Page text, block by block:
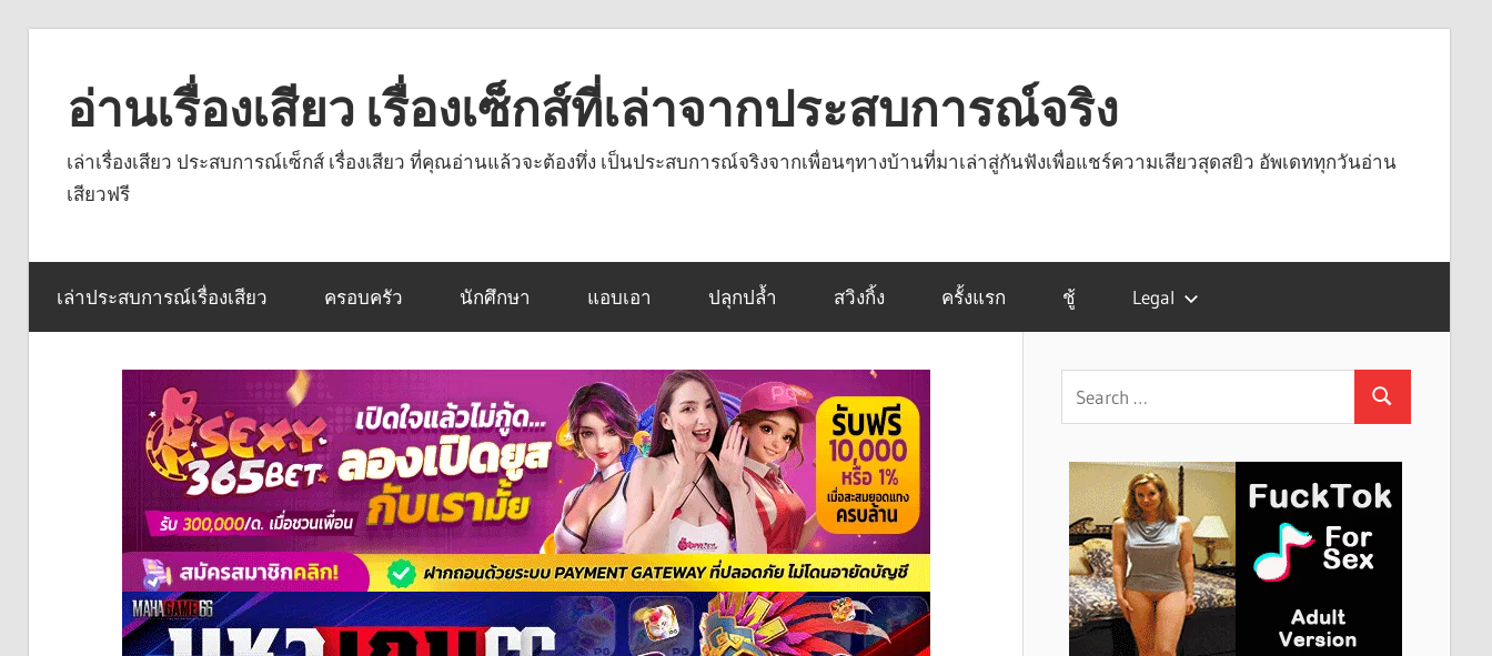
contentอ่านเรื่องเสียว เรื่องเซ็กส์ที่เล่าจากประสบการณ์จริง
เล่าเรื่องเสียว ประสบการณ์เซ็กส์ เรื่องเสียว ที่คุณอ่านแล้วจะต้องทึ่ง เป็นประสบการณ์จริงจากเพื่อนๆทางบ้านที่มาเล่าสู่กันฟังเพื่อแชร์ความเสียวสุดสยิว อัพเดททุกวันอ่าน
เสียวฟรี
เล่าประสบการณ์เรื่องเสียว ครอบครัว นักศึกษา แอบเอา ปลุกปล้ำ สวิงกิ้ง ครั้งแรก ชู้ Legal